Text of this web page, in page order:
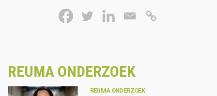
REUMA ONDERZOEK
REUMA ONDERZOEK